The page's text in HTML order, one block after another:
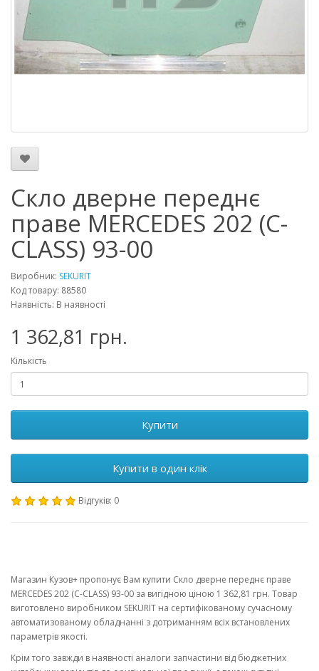
Скло дверне переднє
праве MERCEDES 202 (C-
CLASS) 93-00
Виробник: SEKURIT
Код товару: 88580
Наявність: В наявності
1 362,81 грн.
Кількість
Купити
Купити в один клік
Відгуків: 0
Магазин Кузов+ пропонує Вам купити Скло дверне переднє праве
MERCEDES 202 (C-CLASS) 93-00 за вигідною ціною 1 362,81 грн. Товар
виготовлено виробником SEKURIT на сертифікованому сучасному
автоматизованому обладнанні з дотриманням всіх встановлених
параметрів якості.
Крім того завжди в наявності аналоги запчастини від бюджетних